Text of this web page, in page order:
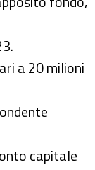
a 20 milioni
capitale